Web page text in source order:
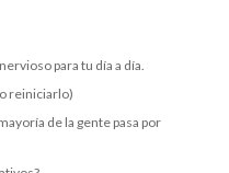
para tu día a día.
reiniciarlo)
de la gente pasa por